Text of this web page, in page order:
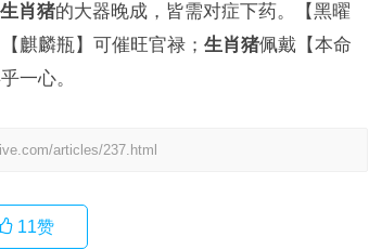
生肖猪的大器晚成，皆需对症下药。【黑曜
麒麟瓶】可催旺官禄； 生肖猪佩戴【本命
一心。
articles/237.html
11赞